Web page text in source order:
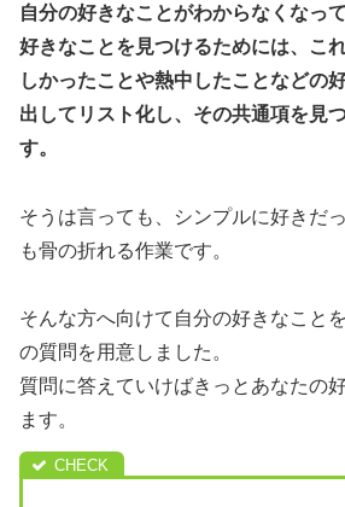
自分の好きなことがわからなくなっ
好きなことを見つけるためには、こ
しかったことや熱中したことなどの
出してリスト化し、その共通項を見
す。
そうは言っても、シンプルに好きだ
も骨の折れる作業です。
そんな方へ向けて自分の好きなこと
の質問を用意しました。
質問に答えていけばきっとあなたの
ます。